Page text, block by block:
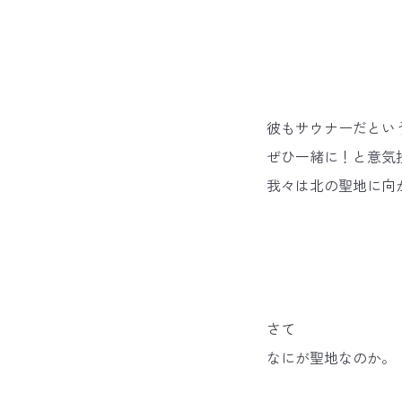
彼もサウナーだとい
ぜひ一緒に！と意気
我々は北の聖地に
さて
なにが聖地なのか。